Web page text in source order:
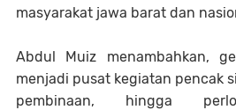
masyarakat jawa barat dan
Abdul Muiz menambahkan,
menjadi pusat kegiatan pencak
pembinaan, hingga